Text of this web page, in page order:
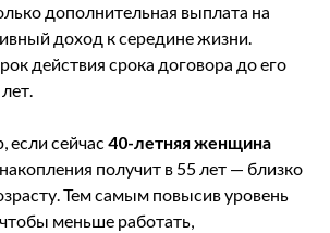
дополнительная выплата на
доход к середине жизни.
действия срока договора до его
если сейчас 40-летняя женщина
получит в 55 лет — близко
Тем самым повысив уровень
меньше работать,